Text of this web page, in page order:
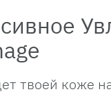
твоей коже